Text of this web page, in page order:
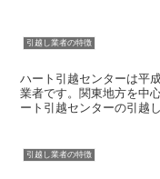
引越し業者の特徴
ハート引越センターは平
業者です。関東地方を中
ート引越センターの引越
引越し業者の特徴